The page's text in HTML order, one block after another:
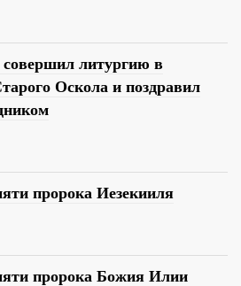
литургию в
Оскола и поздравил
пророка Иезекииля
пророка Божия Илии